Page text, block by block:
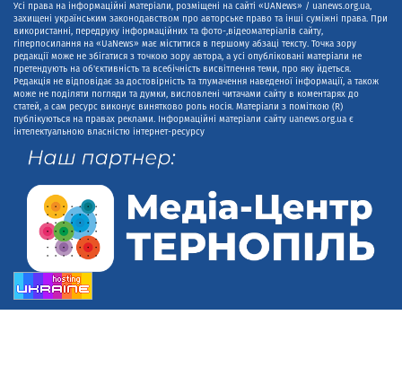
Усі права на інформаційні матеріали, розміщені на сайті «UANews» / uanews.org.ua,
захищені українським законодавством про авторське право та інші суміжні права. При
використанні, передруку інформаційних та фото-,відеоматеріалів сайту,
гіперпосилання на «UaNews» має міститися в першому абзаці тексту. Точка зору
редакції може не збігатися з точкою зору автора, а усі опубліковані матеріали не
претендують на об'єктивність та всебічність висвітлення теми, про яку йдеться.
Редакція не відповідає за достовірність та тлумачення наведеної інформації, а також
може не поділяти погляди та думки, висловлені читачами сайту в коментарях до
статей, а сам ресурс виконує винятково роль носія. Матеріали з поміткою (R)
публікуються на правах реклами. Інформаційні матеріали сайту uanews.org.ua є
інтелектуальною власністю інтернет-ресурсу